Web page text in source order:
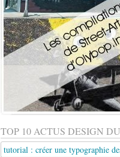
TOP 10 ACTUS DESIGN
tutorial : créer une typographie